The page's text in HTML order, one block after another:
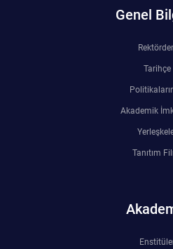
Genel
Tarihçe
Akademik
Tanıtım